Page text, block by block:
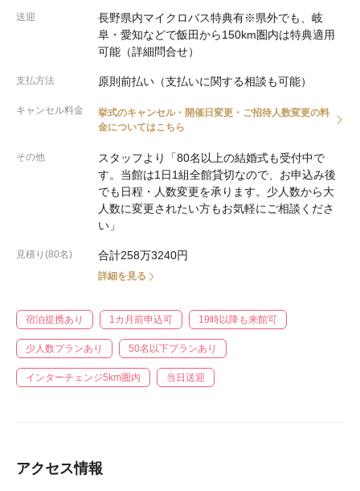
送迎
長野県内マイクロバス特典有※県外でも、岐
阜・愛知などで飯田から150km圏内は特典適用
可能（詳細問合せ）
支払方法 原則前払い（支払いに関する相談も可能）
キャンセル料金
挙式のキャンセル・開催日変更・ご招待人数変更の料
金についてはこちら
その他
スタッフより「80名以上の結婚式も受付中で
す。当館は1日1組全館貸切なので、お申込み後
でも日程・人数変更を承ります。少人数から大
人数に変更されたい方もお気軽にご相談くださ
い」
見積り(80名) 合計258万3240円
詳細を見る
宿泊提携あり 1カ月前申込可 19時以降も来館可
少人数プランあり 50名以下プランあり
インターチェンジ5km圏内 当日送迎
アクセス情報